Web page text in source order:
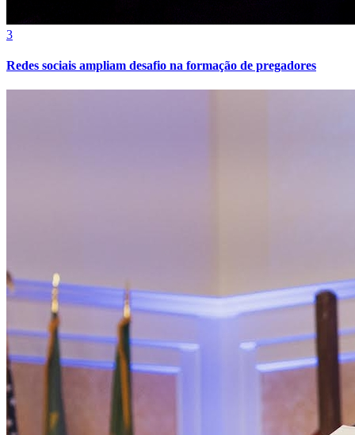
3
Redes sociais ampliam desafio na formação de pregadores